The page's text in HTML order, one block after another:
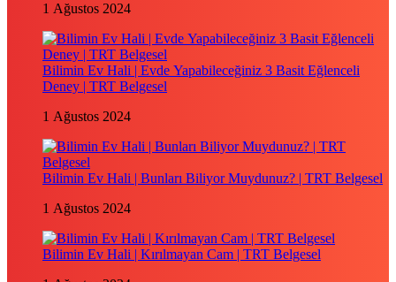
1 Ağustos 2024
Bilimin Ev Hali | Evde Yapabileceğiniz 3 Basit Eğlenceli
Deney | TRT Belgesel
1 Ağustos 2024
Bilimin Ev Hali | Bunları Biliyor Muydunuz? | TRT Belgesel
1 Ağustos 2024
Bilimin Ev Hali | Kırılmayan Cam | TRT Belgesel